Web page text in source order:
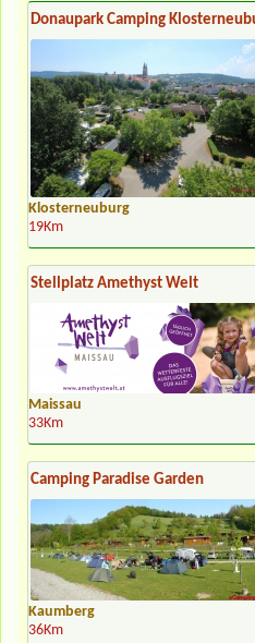
Donaupark Camping
Klosterneuburg
19Km
Stellplatz Amethyst Welt
Maissau
33Km
Camping Paradise Garden
Kaumberg
36Km